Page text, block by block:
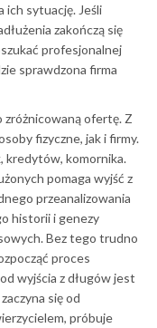
ich sytuację. Jeśli
zakończą się
profesjonalnej
sprawdzona firma
zróżnicowaną ofertę. Z
fizyczne, jak i firmy.
kredytów, komornika.
pomaga wyjść z
przeanalizowania
historii i genezy
Bez tego trudno
proces
wyjścia z długów jest
się od
próbuje